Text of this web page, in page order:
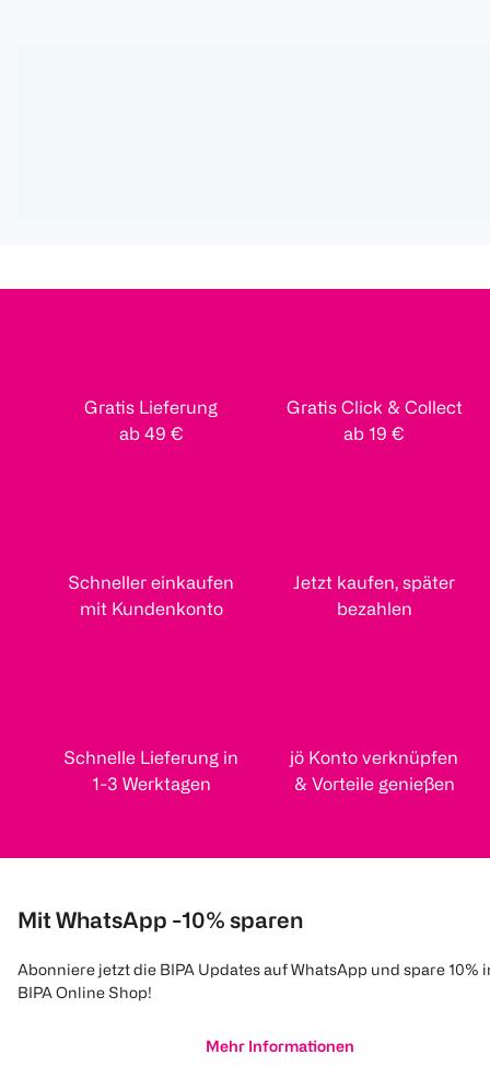
Gratis Lieferung
ab 49 €
Gratis Click & Collect
ab 19 €
Schneller einkaufen
mit Kundenkonto
Jetzt kaufen, später
bezahlen
Schnelle Lieferung in
1-3 Werktagen
jö Konto verknüpfen
& Vorteile genießen
Mit WhatsApp -10% sparen
Abonniere jetzt die BIPA Updates auf WhatsApp und spare 10%
BIPA Online Shop!
Mehr Informationen